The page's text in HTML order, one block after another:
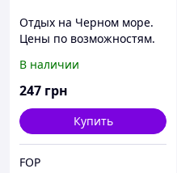
Отдых на Черном море.
Цены по возможностям.
на курорте КАТРАНКА в
Одесской области.
В наличии
247 грн
Купить
FOP